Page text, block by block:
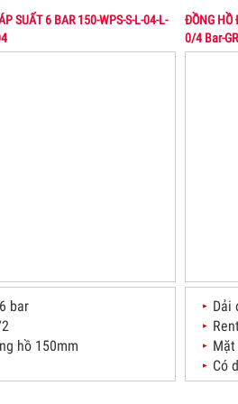
GIAO
CẢM
GẮN
10000
SUẤT 6 BAR 150-WPS-S-L-04-L-
bar
hồ 150mm
ĐỒNG HỒ
0/4 Bar-
Dải
Có